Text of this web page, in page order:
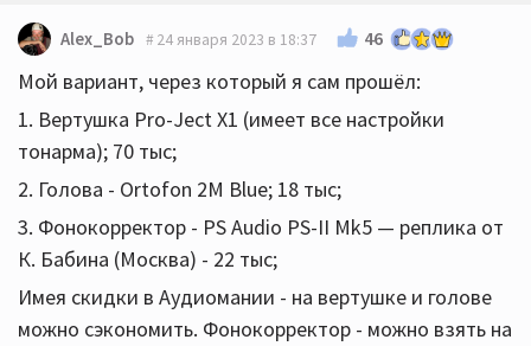
Alex_Bob 24 января 2023 в 18:37 46
Мой вариант, через который я сам прошёл:
1. Вертушка Pro-Ject X1 (имеет все настройки
тонарма); 70 тыс;
2. Голова - Ortofon 2M Blue; 18 тыс;
3. Фонокорректор - PS Audio PS-II Mk5 — реплика от
К. Бабина (Москва) - 22 тыс;
Имея скидки в Аудиомании - на вертушке и голове
можно сэкономить. Фонокорректор - можно взять на